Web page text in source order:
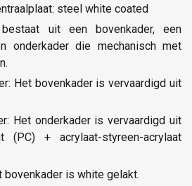
steel white coated
uit een bovenkader, een
onderkader die mechanisch met
Het bovenkader is vervaardigd uit
Het onderkader is vervaardigd uit
(PC) + acrylaat-styreen-acrylaat
bovenkader is white gelakt.